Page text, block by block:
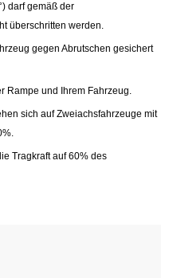
darf gemäß der
überschritten werden.
gegen Abrutschen gesichert
Rampe und Ihrem Fahrzeug.
sich auf Zweiachsfahrzeuge mit
Tragkraft auf 60% des